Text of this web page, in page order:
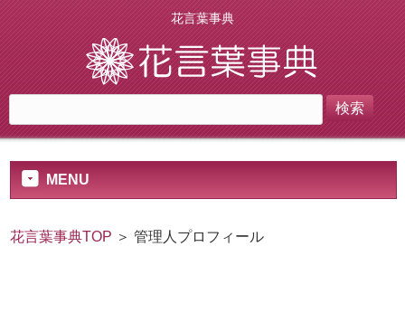
花言葉事典
MENU
花言葉事典TOP ＞ 管理人プロフィール